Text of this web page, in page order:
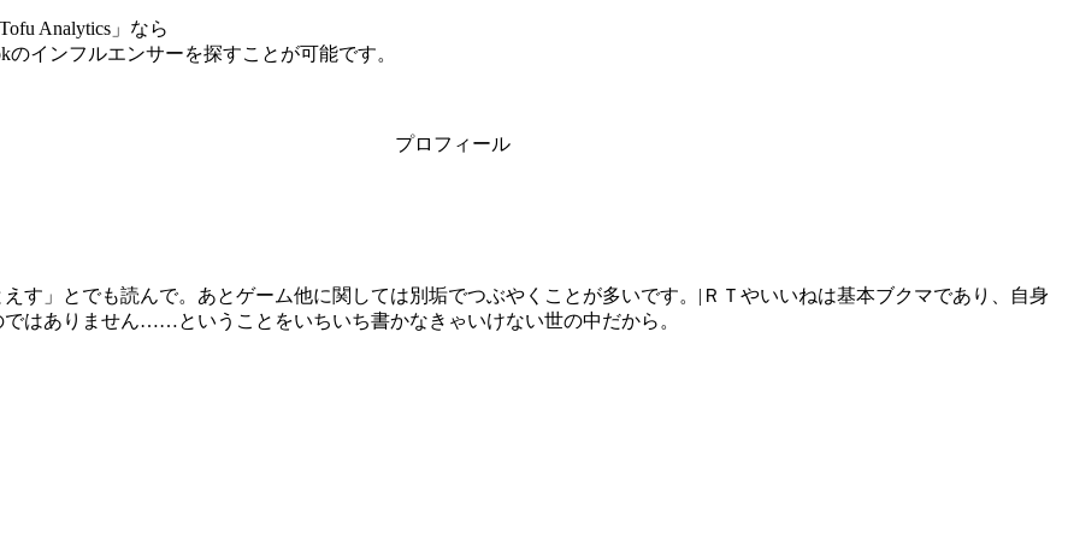
Analytics」なら
インフルエンサーを探すことが可能です。
プロフィール
えす」とでも読んで。あとゲーム他に関しては別垢でつぶやくことが多いです。|ＲＴやいいねは基本ブクマであり、自身
はありません……ということをいちいち書かなきゃいけない世の中だから。